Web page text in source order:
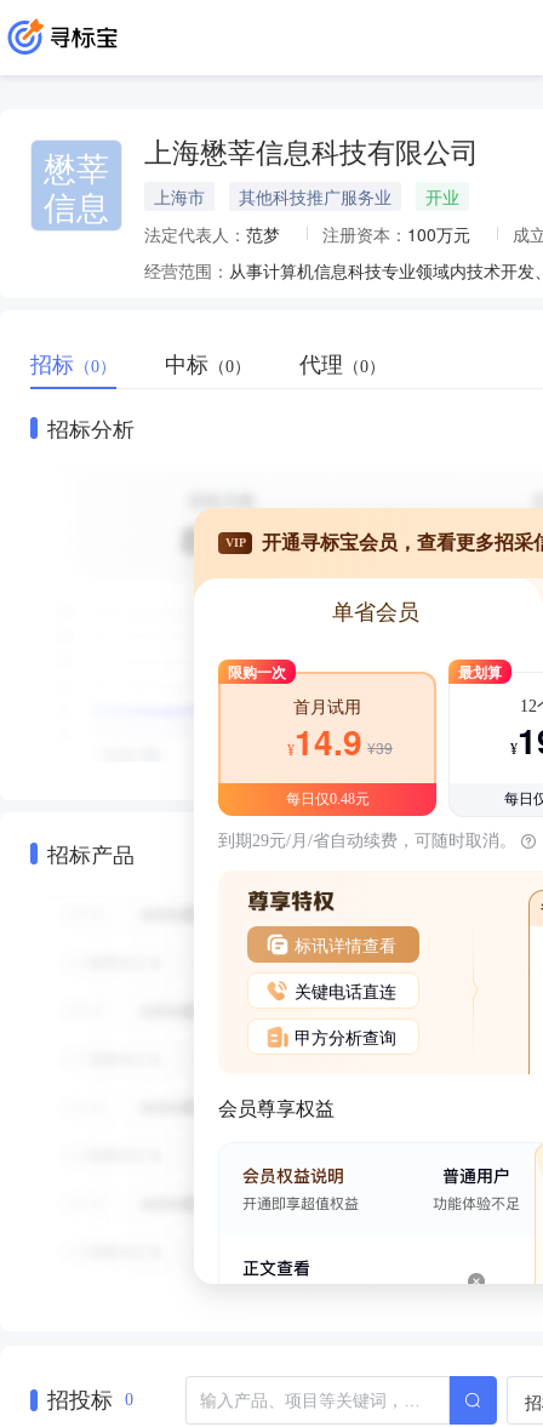
懋莘
信息
上海懋莘信息科技有限公司
上海市 其他科技推广服务业
开业
法定代表人： 范梦 注册资本： 100万元
成
经营范围：
招标 （0） 中标 （0） 代理 （0）
招标分析
招标产品
VIP 开通寻标宝会员，查看更多招采
单省会员
限购一次
首月试用
¥14.9 ¥39
每日仅0.48元
最划算
12
¥
每日
到期29元/月/省自动续费，可随时取消。
标讯详情查看
关键电话直连
甲方分析查询
会员尊享权益
招投标 0